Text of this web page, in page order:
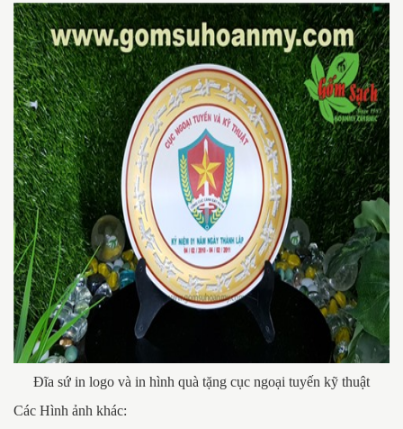
Đĩa sứ in logo và in hình quà tặng cục ngoại tuyến kỹ thuật
Các Hình ảnh khác: